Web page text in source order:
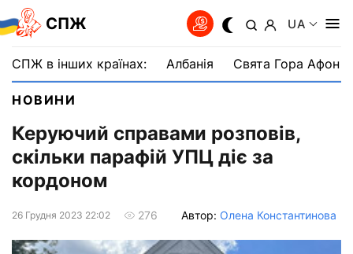
СПЖ UA
СПЖ в інших країнах: Албанія Свята Гора Афон
НОВИНИ
Керуючий справами розповів,
скільки парафій УПЦ діє за
кордоном
26 Грудня 2023 22:02 276 Автор: Олена Константинова